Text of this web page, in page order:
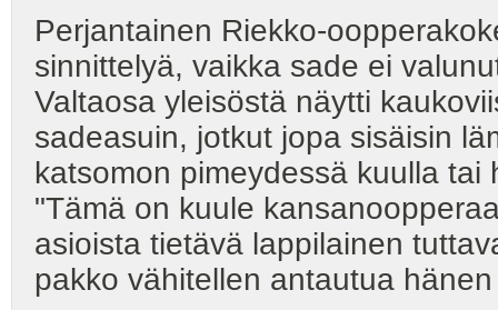
Perjantainen Riekko-
sinnittelyä, vaikka sade ei
Valtaosa yleisöstä näytti
sadeasuin, jotkut jopa sisäisin
katsomon pimeydessä kuulla tai
"Tämä on kuule
asioista tietävä lappilainen
pakko vähitellen antautua